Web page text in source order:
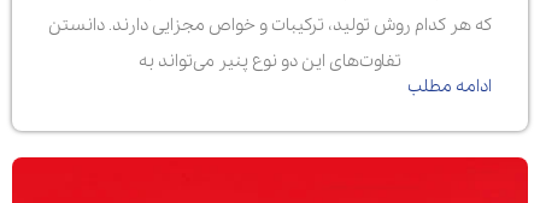
که هر کدام روش تولید، ترکیبات و خواص مجزایی دارند. دانستن
تفاوت‌های این دو نوع پنیر می‌تواند به
ادامه مطلب